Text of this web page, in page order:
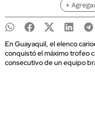
+
En Guayaquil, el elenco
conquistó el máximo trofeo
consecutivo de un equipo